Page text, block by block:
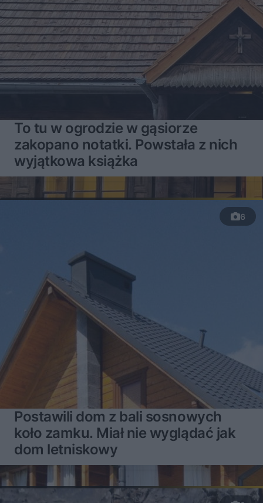
To tu w ogrodzie w gąsiorze
zakopano notatki. Powstała z nich
wyjątkowa książka
6
Postawili dom z bali sosnowych
koło zamku. Miał nie wyglądać jak
dom letniskowy